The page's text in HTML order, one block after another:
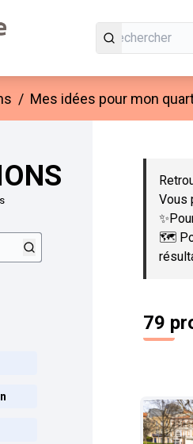
/ Mes idées pour mon
Passer la carte
Vous
🗺️
79